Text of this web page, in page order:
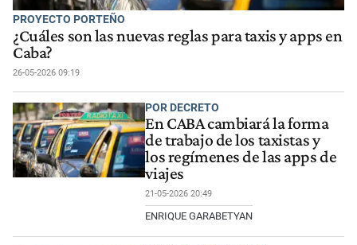
PROYECTO PORTEÑO
¿Cuáles son las nuevas reglas para taxis y apps en
Caba?
26-05-2026 09:19
POR DECRETO
En CABA cambiará la forma
de trabajo de los taxistas y
los regímenes de las apps de
viajes
21-05-2026 20:49
ENRIQUE GARABETYAN